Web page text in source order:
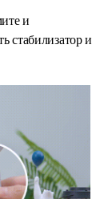
и
стабилизатор и